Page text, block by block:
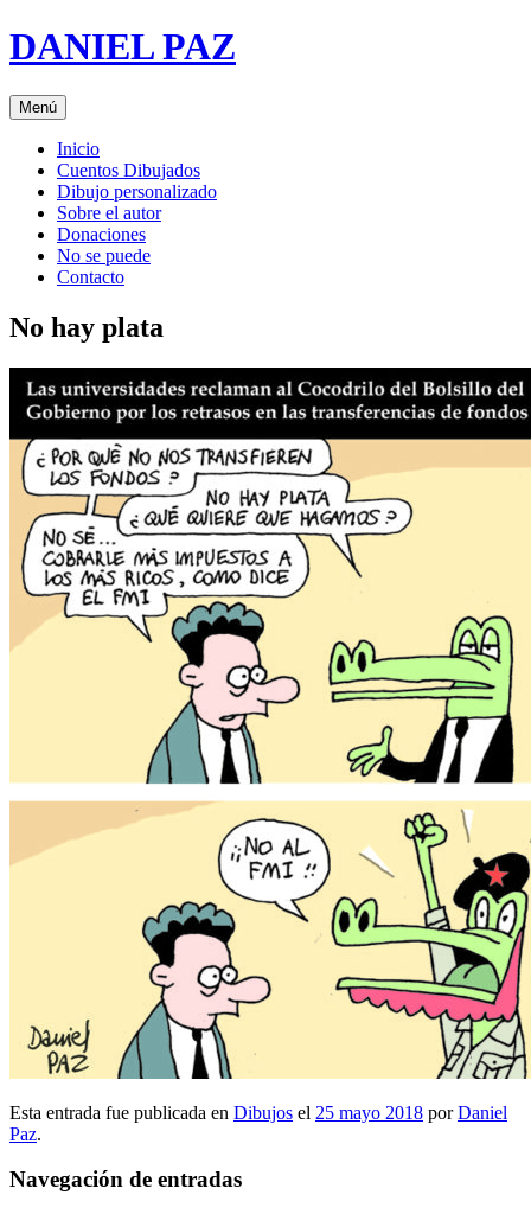
Saltar
al
DANIEL PAZ
Menú
Inicio
Cuentos Dibujados
Dibujo personalizado
Sobre el autor
Donaciones
No se puede
Contacto
No hay plata
Esta entrada fue publicada en Dibujos el 25 mayo 2018 porDaniel
Paz.
Navegación de entradas